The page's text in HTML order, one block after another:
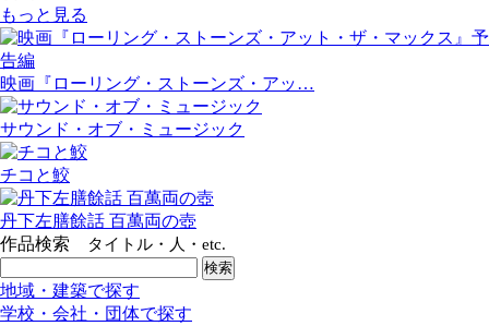
もっと見る
映画『ローリング・ストーンズ・アッ…
サウンド・オブ・ミュージック
チコと鮫
丹下左膳餘話 百萬両の壺
作品検索
タイトル・人・etc.
地域・建築で探す
学校・会社・団体で探す